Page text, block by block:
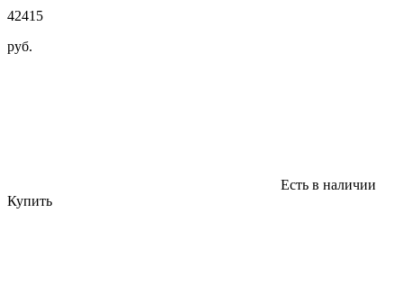
42415
руб.
Есть в наличии
Купить